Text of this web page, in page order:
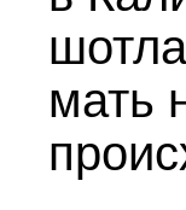
мать